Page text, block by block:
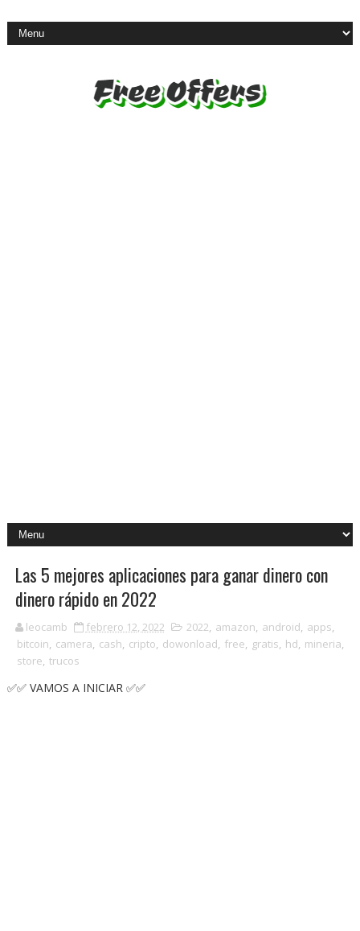
Las 5 mejores aplicaciones para ganar dinero con
dinero rápido en 2022
leocamb febrero 12, 2022 2022, amazon, android, apps,
bitcoin, camera, cash, cripto, dowonload, free, gratis, hd, mineria,
store, trucos
✅✅ VAMOS A INICIAR ✅✅